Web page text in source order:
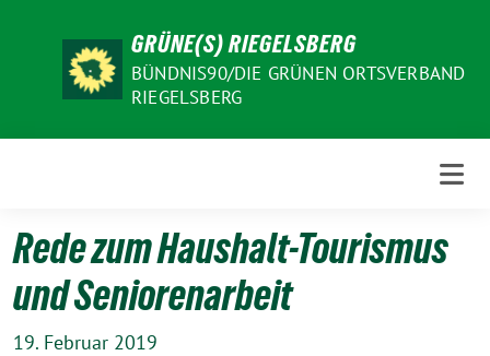
GRÜNE(S) RIEGELSBERG
BÜNDNIS90/DIE GRÜNEN ORTSVERBAND
RIEGELSBERG
Rede zum Haushalt-Tourismus
und Seniorenarbeit
19. Februar 2019